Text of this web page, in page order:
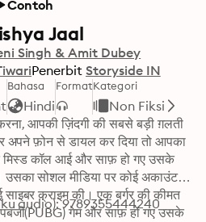
Contoh
Jaal
Singh & Amit Dubey
Penerbit Storyside IN
Bahasa
Hindi
FormatKategori
Non Fiksi
आपकी ज़िंदगी की सबसे बड़ी ग़लती
अपने फ़ोन से डायल कर दिया तो आपका
मिस्ड कॉल आई और साफ़ हो गए उसके
सोशल मीडिया पर कोई अकाउंट
साइबर क्राइम की। एक बर्गर की क़ीमत
गेम और साफ़ हो गए उसके
audio): 9789355444240